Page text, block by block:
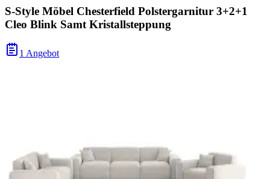
S-Style Möbel Chesterfield Polstergarnitur 3+2+1
Cleo Blink Samt Kristallsteppung
1 Angebot